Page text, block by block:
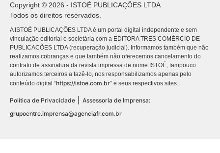
Copyright © 2026 - ISTOÉ PUBLICAÇÕES LTDA
Todos os direitos reservados.
A ISTOÉ PUBLICAÇÕES LTDA é um portal digital independente e sem
vinculação editorial e societária com a EDITORA TRES COMÉRCIO DE
PUBLICACÕES LTDA (recuperação judicial). Informamos também que não
realizamos cobranças e que também não oferecemos cancelamento do
contrato de assinatura da revista impressa de nome ISTOÉ, tampouco
autorizamos terceiros a fazê-lo, nos responsabilizamos apenas pelo
conteúdo digital “https://istoe.com.br” e seus respectivos sites.
Política de Privacidade | Assessoria de Imprensa:
grupoentre.imprensa@agenciafr.com.br